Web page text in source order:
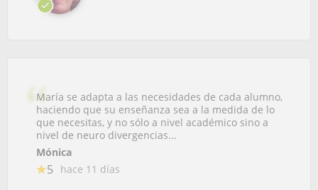
María se adapta a las necesidades de cada alumno,
haciendo que su enseñanza sea a la medida de lo
que necesitas, y no sólo a nivel académico sino a
nivel de neuro divergencias...
Mónica
5 hace 11 días